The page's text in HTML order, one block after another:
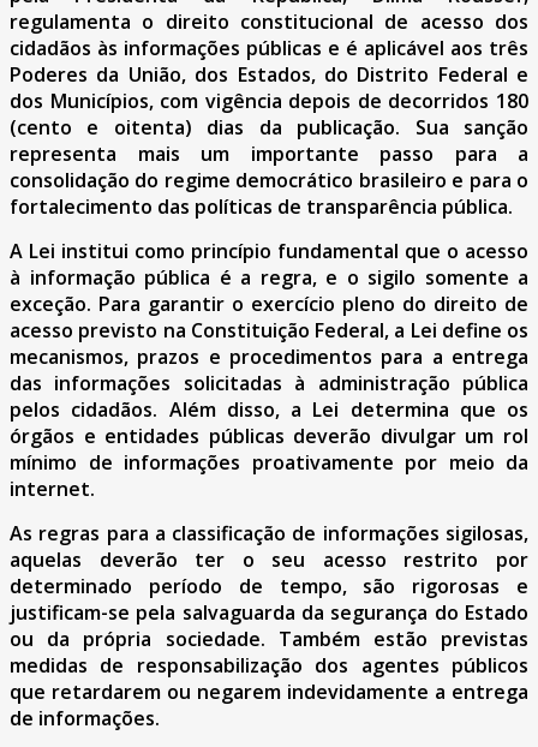
regulamenta o direito constitucional de acesso dos
cidadãos às informações públicas e é aplicável aos três
Poderes da União, dos Estados, do Distrito Federal e
dos Municípios, com vigência depois de decorridos 180
(cento e oitenta) dias da publicação. Sua sanção
representa mais um importante passo para a
consolidação do regime democrático brasileiro e para o
fortalecimento das políticas de transparência pública.
A Lei institui como princípio fundamental que o acesso
à informação pública é a regra, e o sigilo somente a
exceção. Para garantir o exercício pleno do direito de
acesso previsto na Constituição Federal, a Lei define os
mecanismos, prazos e procedimentos para a entrega
das informações solicitadas à administração pública
pelos cidadãos. Além disso, a Lei determina que os
órgãos e entidades públicas deverão divulgar um rol
mínimo de informações proativamente por meio da
internet.
As regras para a classificação de informações sigilosas,
aquelas deverão ter o seu acesso restrito por
determinado período de tempo, são rigorosas e
justificam-se pela salvaguarda da segurança do Estado
ou da própria sociedade. Também estão previstas
medidas de responsabilização dos agentes públicos
que retardarem ou negarem indevidamente a entrega
de informações.